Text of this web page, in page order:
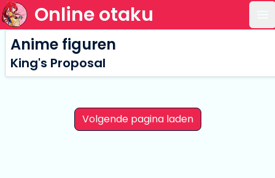
Online otaku
Anime figuren
King's Proposal
Volgende pagina laden